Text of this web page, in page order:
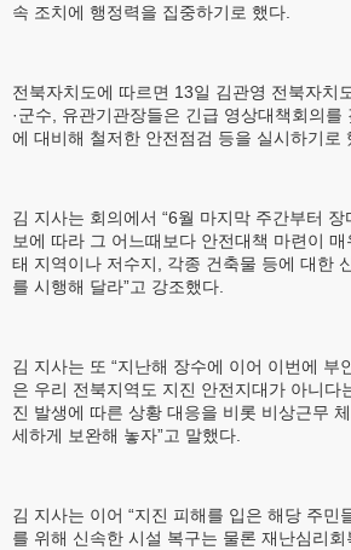
속 조치에 행정력을 집중하기로 했다.
전북자치도에 따르면 13일 김관영 전북자치
·군수, 유관기관장들은 긴급 영상대책회의를
에 대비해 철저한 안전점검 등을 실시하기로
김 지사는 회의에서 “6월 마지막 주간부터
보에 따라 그 어느때보다 안전대책 마련이 매
태 지역이나 저수지, 각종 건축물 등에 대한
를 시행해 달라”고 강조했다.
김 지사는 또 “지난해 장수에 이어 이번에 부
은 우리 전북지역도 지진 안전지대가 아니다
진 발생에 따른 상황 대응을 비롯 비상근무
세하게 보완해 놓자”고 말했다.
김 지사는 이어 “지진 피해를 입은 해당 주민
를 위해 신속한 시설 복구는 물론 재난심리